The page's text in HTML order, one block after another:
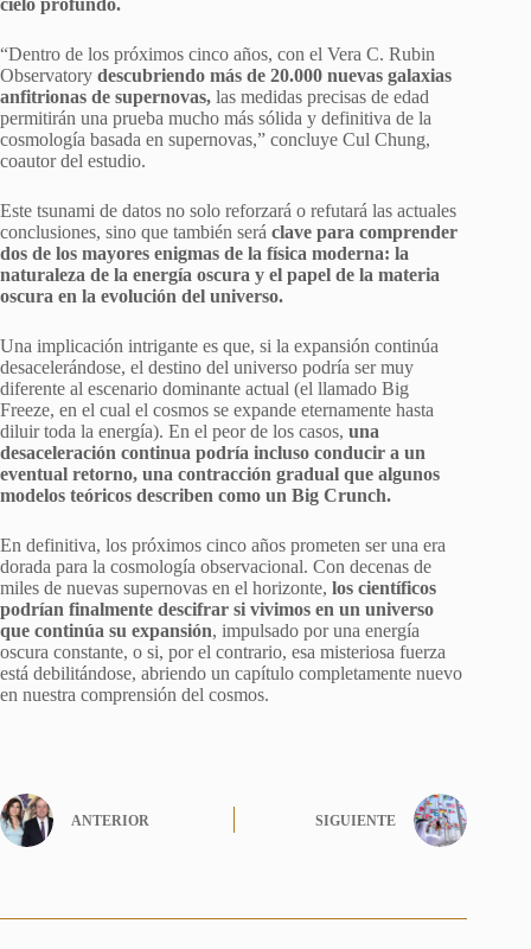
“Dentro de los próximos cinco años, con el Vera C. Rubin
Observatory descubriendo más de 20.000 nuevas galaxias
anfitrionas de supernovas, las medidas precisas de edad
permitirán una prueba mucho más sólida y definitiva de la
cosmología basada en supernovas,” concluye Cul Chung,
coautor del estudio.
Este tsunami de datos no solo reforzará o refutará las actuales
conclusiones, sino que también será clave para comprender
dos de los mayores enigmas de la física moderna: la
naturaleza de la energía oscura y el papel de la materia
oscura en la evolución del universo.
Una implicación intrigante es que, si la expansión continúa
desacelerándose, el destino del universo podría ser muy
diferente al escenario dominante actual (el llamado Big
Freeze, en el cual el cosmos se expande eternamente hasta
diluir toda la energía). En el peor de los casos, una
desaceleración continua podría incluso conducir a un
eventual retorno, una contracción gradual que algunos
modelos teóricos describen como un Big Crunch.
En definitiva, los próximos cinco años prometen ser una era
dorada para la cosmología observacional. Con decenas de
miles de nuevas supernovas en el horizonte, los científicos
podrían finalmente descifrar si vivimos en un universo
que continúa su expansión, impulsado por una energía
oscura constante, o si, por el contrario, esa misteriosa fuerza
está debilitándose, abriendo un capítulo completamente nuevo
en nuestra comprensión del cosmos.
ANTERIOR SIGUIENTE